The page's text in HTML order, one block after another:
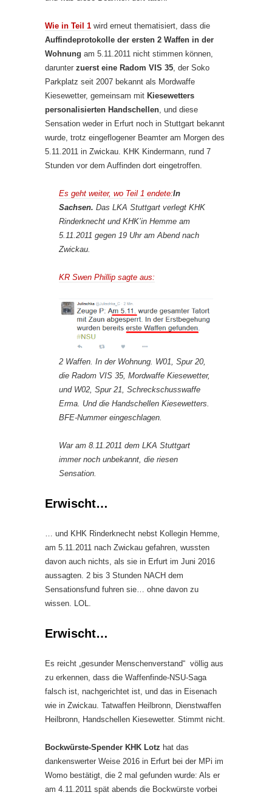
Wie in Teil 1 wird erneut thematisiert, dass die
Auffindeprotokolle der ersten 2 Waffen in der
Wohnung am 5.11.2011 nicht stimmen können,
darunter zuerst eine Radom VIS 35, der Soko
Parkplatz seit 2007 bekannt als Mordwaffe
Kiesewetter, gemeinsam mit Kiesewetters
personalisierten Handschellen, und diese
Sensation weder in Erfurt noch in Stuttgart bekannt
wurde, trotz eingeflogener Beamter am Morgen des
5.11.2011 in Zwickau. KHK Kindermann, rund 7
Stunden vor dem Auffinden dort eingetroffen.
Es geht weiter, wo Teil 1 endete:In
Sachsen. Das LKA Stuttgart verlegt KHK
Rinderknecht und KHK’in Hemme am
5.11.2011 gegen 19 Uhr am Abend nach
Zwickau.
KR Swen Phillip sagte aus:
2 Waffen. In der Wohnung. W01, Spur 20,
die Radom VIS 35, Mordwaffe Kiesewetter,
und W02, Spur 21, Schreckschusswaffe
Erma. Und die Handschellen Kiesewetters.
BFE-Nummer eingeschlagen.
War am 8.11.2011 dem LKA Stuttgart
immer noch unbekannt, die riesen
Sensation.
Erwischt…
… und KHK Rinderknecht nebst Kollegin Hemme,
am 5.11.2011 nach Zwickau gefahren, wussten
davon auch nichts, als sie in Erfurt im Juni 2016
aussagten. 2 bis 3 Stunden NACH dem
Sensationsfund fuhren sie… ohne davon zu
wissen. LOL.
Erwischt…
Es reicht „gesunder Menschenverstand“ völlig aus
zu erkennen, dass die Waffenfinde-NSU-Saga
falsch ist, nachgerichtet ist, und das in Eisenach
wie in Zwickau. Tatwaffen Heilbronn, Dienstwaffen
Heilbronn, Handschellen Kiesewetter. Stimmt nicht.
Bockwürste-Spender KHK Lotz hat das
dankenswerter Weise 2016 in Erfurt bei der MPi im
Womo bestätigt, die 2 mal gefunden wurde: Als er
am 4.11.2011 spät abends die Bockwürste vorbei